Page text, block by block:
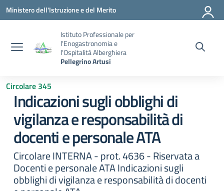
Vai ai contenuti
Vai al menu di navigazione
Vai al footer
Ministero dell'Istruzione e del Merito
Istituto Professionale per
l'Enogastronomia e
l'Ospitalità Alberghiera
Pellegrino Artusi
Circolare 345
Indicazioni sugli obblighi di
vigilanza e responsabilità di
docenti e personale ATA
Circolare INTERNA - prot. 4636 - Riservata a
Docenti e personale ATA Indicazioni sugli
obblighi di vigilanza e responsabilità di docenti